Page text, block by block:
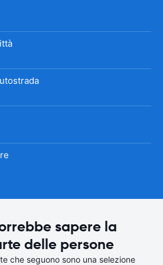
sapere la
delle persone
che seguono sono una selezione